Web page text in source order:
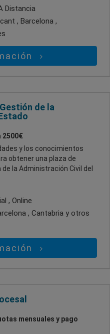
Distancia
, Barcelona ,
de la
2500€
y los conocimientos
obtener una plaza de
la Administración Civil del
, Online
, Cantabria y otros
mensuales y pago